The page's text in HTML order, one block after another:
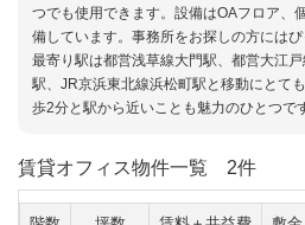
つでも使用できます。設備はOAフロア、
備しています。事務所をお探しの方にはぴ
最寄り駅は都営浅草線大門駅、都営大江
駅、JR京浜東北線浜松町駅と移動にとて
歩2分と駅から近いことも魅力のひとつで
賃貸オフィス物件一覧 2件